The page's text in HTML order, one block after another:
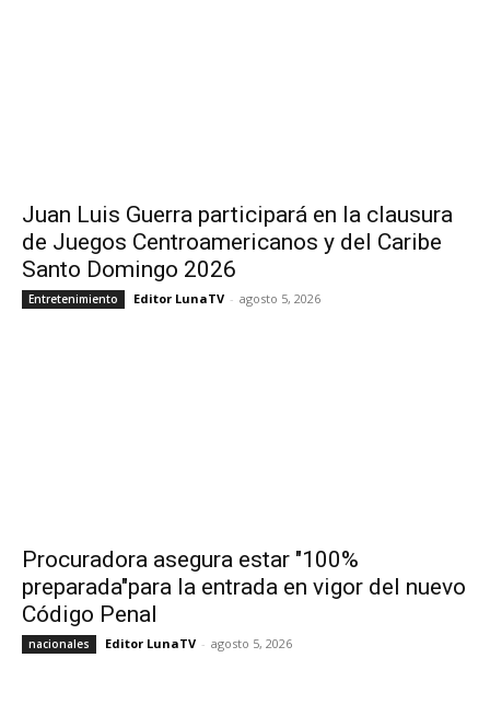
Juan Luis Guerra participará en la clausura
de Juegos Centroamericanos y del Caribe
Santo Domingo 2026
Entretenimiento Editor LunaTV - agosto 5, 2026
Procuradora asegura estar "100%
preparada"para la entrada en vigor del nuevo
Código Penal
nacionales Editor LunaTV - agosto 5, 2026